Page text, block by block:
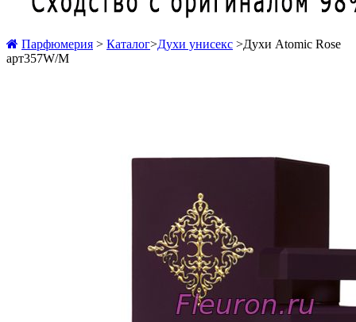
Парфюмерия > Каталог>Духи унисекс >Духи Atomic Rose
арт357W/M